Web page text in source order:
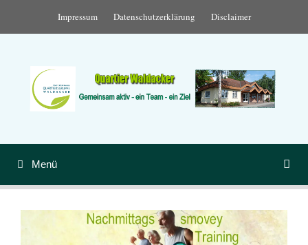
springen
Impressum Datenschutzerklärung Disclaimer
Menü